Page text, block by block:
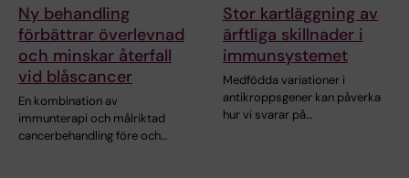
Ny behandling
förbättrar överlevnad
och minskar återfall
vid blåscancer
En kombination av
immunterapi och målriktad
cancerbehandling före och…
Stor kartläggning av
ärftliga skillnader i
immunsystemet
Medfödda variationer i
antikroppsgener kan påverka
hur vi svarar på…